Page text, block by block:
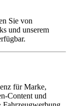
Sie von
und unserem
für Marke,
Content und